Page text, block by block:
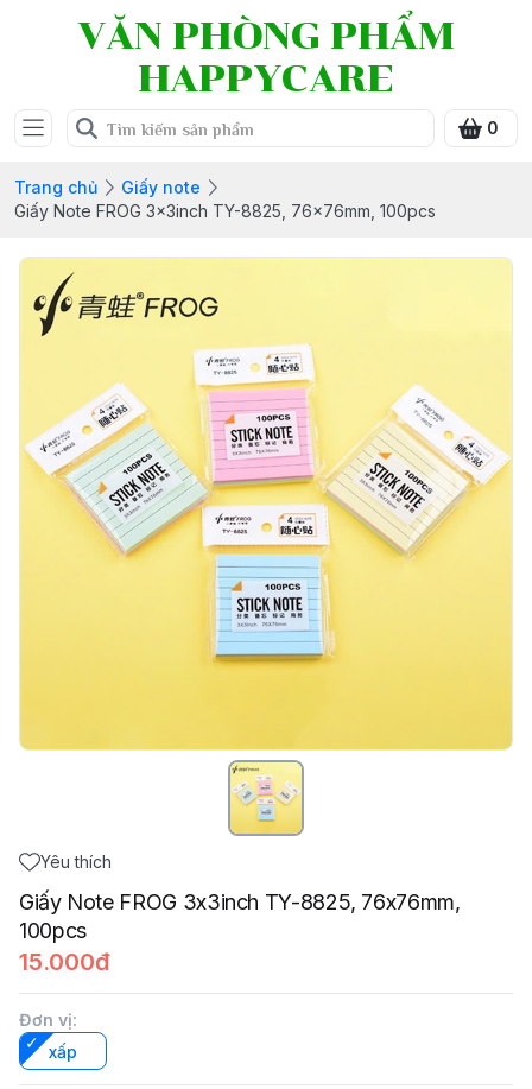
VĂN PHÒNG PHẨM
HAPPYCARE
0
Trang chủ
Giấy note
Giấy Note FROG 3x3inch TY-8825, 76x76mm, 100pcs
Yêu thích
Giấy Note FROG 3x3inch TY-8825, 76x76mm,
100pcs
15.000đ
Đơn vị:
xấp